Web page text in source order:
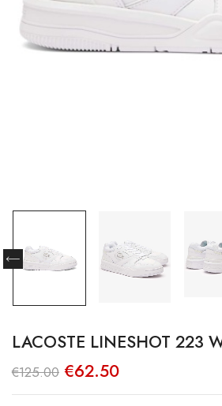
LACOSTE LINESHOT 223
€125.00 O
preço
original
€62.50O
atual